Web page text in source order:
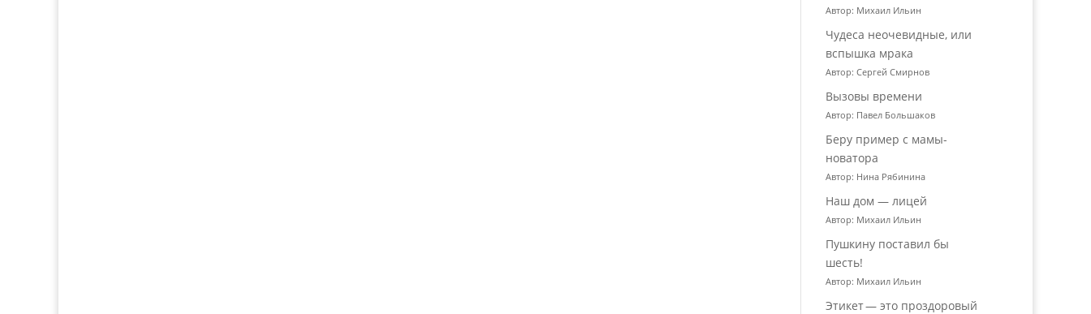
Автор: Михаил Ильин
Чудеса неочевидные, или
вспышка мрака
Автор: Сергей Смирнов
Вызовы времени
Автор: Павел Большаков
Беру пример с мамы-
новатора
Автор: Нина Рябинина
Наш дом — лицей
Автор: Михаил Ильин
Пушкину поставил бы
шесть!
Автор: Михаил Ильин
Этикет — это проздоровый